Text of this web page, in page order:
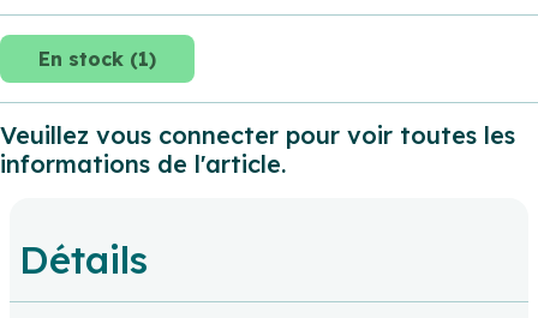
En stock (1)
Veuillez vous connecter pour voir toutes les
informations de l'article.
Détails